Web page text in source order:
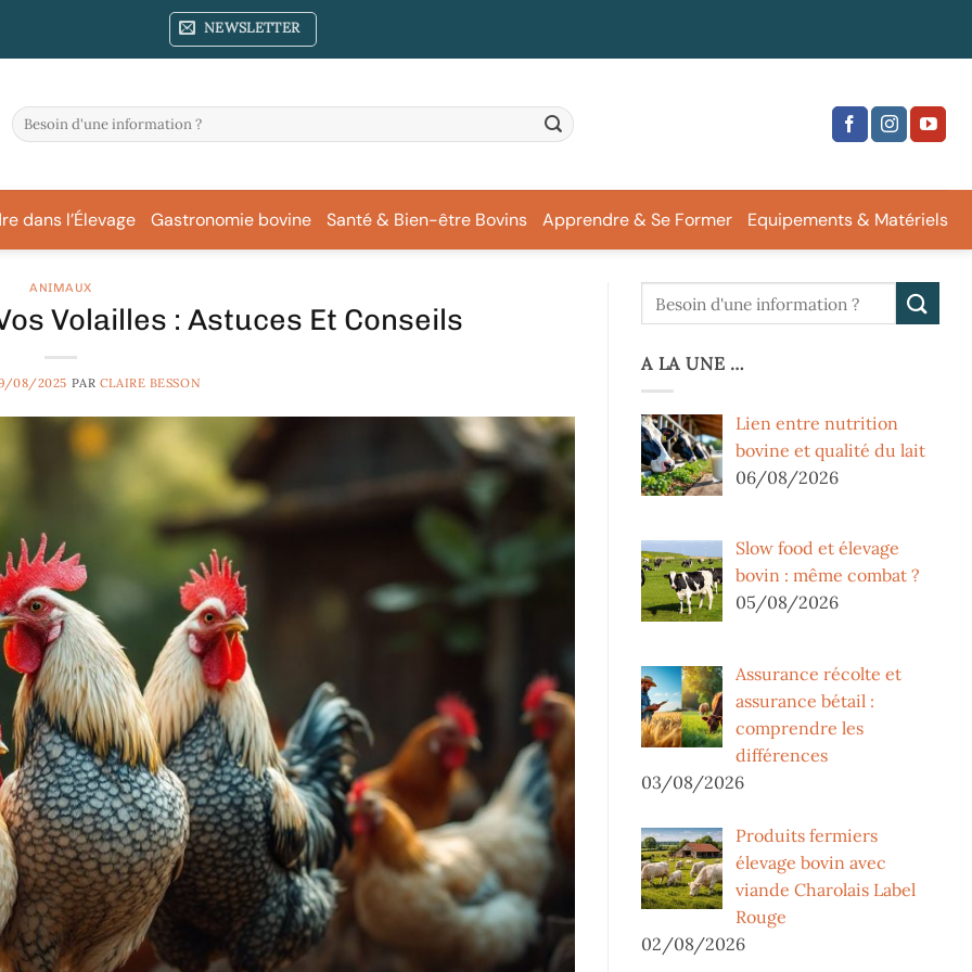
NEWSLETTER
dans l’Élevage Gastronomie bovine Santé & Bien-être Bovins Apprendre & Se Former Equipements & Matériels
ANIMAUX
Volailles : Astuces Et Conseils
08/2025 PAR CLAIRE BESSON
A LA UNE …
Lien entre nutrition
bovine et qualité du lait
06/08/2026
Slow food et élevage
bovin : même combat ?
05/08/2026
Assurance récolte et
assurance bétail :
comprendre les
différences
03/08/2026
Produits fermiers
élevage bovin avec
viande Charolais Label
Rouge
02/08/2026